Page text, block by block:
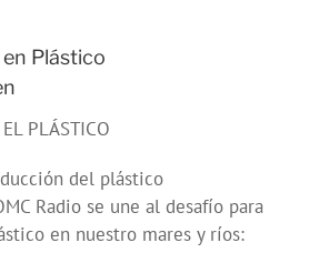
Plástico
PLÁSTICO
del plástico
Radio se une al desafío para
en nuestro mares y ríos: